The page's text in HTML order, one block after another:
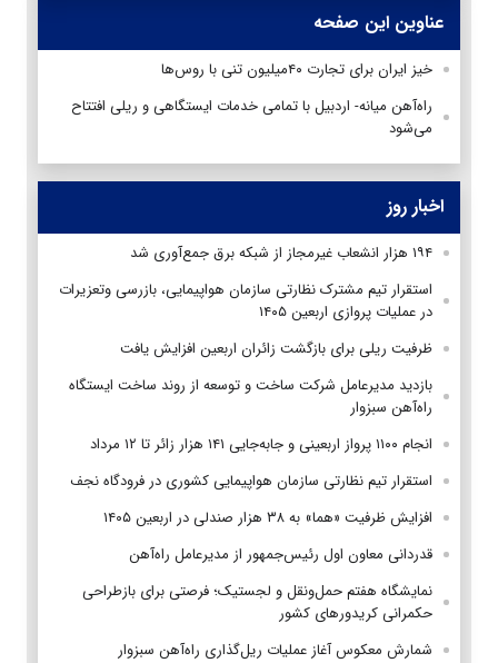
عناوین این صفحه
خیز ایران برای تجارت ۴۰میلیون تنی با روس‌ها
راه‌آهن میانه- اردبیل با تمامی خدمات ایستگاهی و ریلی افتتاح
می‌شود
اخبار روز
۱۹۴ هزار انشعاب غیرمجاز از شبکه برق جمع‌آوری شد
استقرار تیم مشترک نظارتی سازمان هواپیمایی، بازرسی وتعزیرات
در عملیات پروازی اربعین ۱۴۰۵
ظرفیت ریلی برای بازگشت زائران اربعین افزایش یافت
بازدید مدیرعامل شرکت ساخت و توسعه از روند ساخت ایستگاه
راه‌آهن سبزوار
انجام ۱۱۰۰ پرواز اربعینی و جابه‌جایی ۱۴۱ هزار زائر تا ۱۲ مرداد
استقرار تیم‌ نظارتی سازمان هواپیمایی کشوری در فرودگاه نجف
افزایش ظرفیت «هما» به ۳۸ هزار صندلی در اربعین ۱۴۰۵
قدردانی معاون اول رئیس‌جمهور از مدیرعامل راه‌آهن
نمایشگاه هفتم حمل‌ونقل و لجستیک؛ فرصتی برای بازطراحی
حکمرانی کریدورهای کشور
شمارش معکوس آغاز عملیات ریل‌گذاری راه‌آهن سبزوار